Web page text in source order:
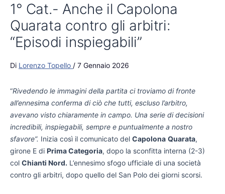
1° Cat.- Anche il Capolona
Quarata contro gli arbitri:
“Episodi inspiegabili”
Di Lorenzo Topello / 7 Gennaio 2026
“Rivedendo le immagini della partita ci troviamo di fronte
all’ennesima conferma di ciò che tutti, escluso l’arbitro,
avevano visto chiaramente in campo. Una serie di decisioni
incredibili, inspiegabili, sempre e puntualmente a nostro
sfavore”. Inizia così il comunicato del Capolona Quarata,
girone E di Prima Categoria, dopo la sconfitta interna (2-3)
col Chianti Nord. L’ennesimo sfogo ufficiale di una società
contro gli arbitri, dopo quello del San Polo dei giorni scorsi.